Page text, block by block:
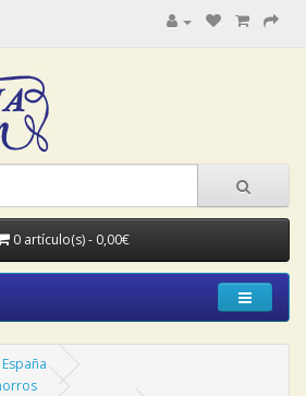
0 artículo(s) - 0,00€
España